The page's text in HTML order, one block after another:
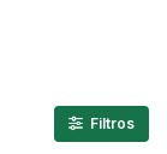
Filtros